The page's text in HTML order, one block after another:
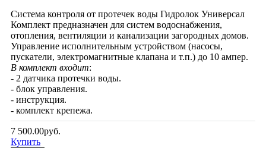
Система контроля от протечек воды Гидролок Универсал
Комплект предназначен для систем водоснабжения,
отопления, вентиляции и канализации загородных домов.
Управление исполнительным устройством (насосы,
пускатели, электромагнитные клапана и т.п.) до 10 ампер.
В комплект входит:
- 2 датчика протечки воды.
- блок управления.
- инструкция.
- комплект крепежа.
7 500.00руб.
Купить